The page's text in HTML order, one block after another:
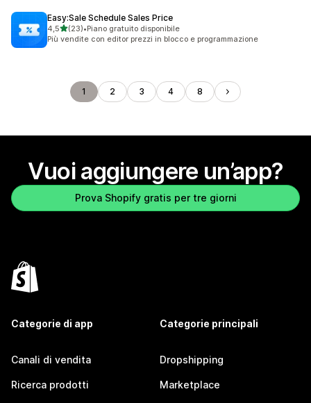
Easy:Sale Schedule Sales Price
4,5stelle su 5
(23)
23 recensioni totali
•Piano gratuito disponibile
Più vendite con editor prezzi in blocco e programmazione
1 2 3 4 8
Vuoi aggiungere un’app?
Prova Shopify gratis per tre giorni
Categorie di app
Canali di vendita
Ricerca prodotti
Categorie principali
Dropshipping
Marketplace